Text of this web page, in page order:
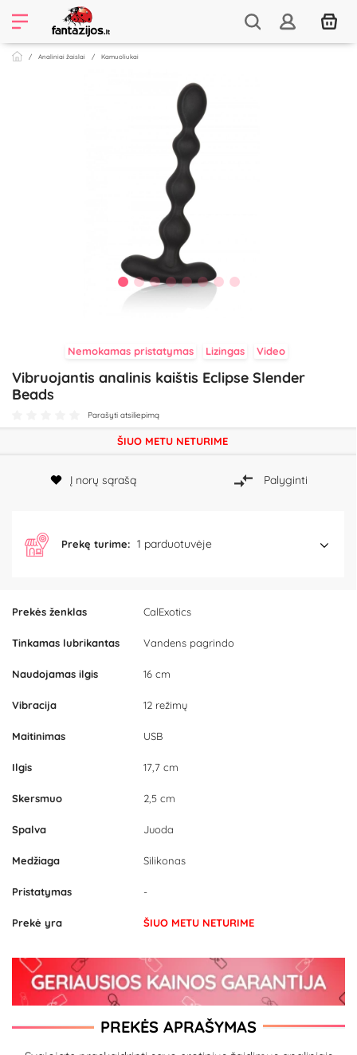
Analiniai žaislai Kamuoliukai
Nemokamas pristatymas Lizingas Video
Vibruojantis analinis kaištis Eclipse Slender
Beads
Parašyti atsiliepimą
Prekės ženklas CalExotics
Tinkamas lubrikantas Vandens pagrindo
Naudojamas ilgis 16 cm
Vibracija 12 režimų
Maitinimas USB
Ilgis 17,7 cm
Skersmuo 2,5 cm
Spalva Juoda
Medžiaga Silikonas
Pristatymas -
Prekė yra ŠIUO METU NETURIME
ŠIUO METU NETURIME
Į norų sąrašą Palyginti
Prekę turime: 1 parduotuvėje
PREKĖS APRAŠYMAS